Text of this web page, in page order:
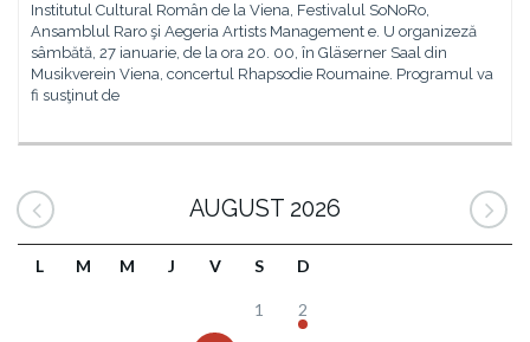
Institutul Cultural Român de la Viena, Festivalul SoNoRo,
Ansamblul Raro şi Aegeria Artists Management e. U organizeză
sâmbătă, 27 ianuarie, de la ora 20. 00, în Gläserner Saal din
Musikverein Viena, concertul Rhapsodie Roumaine. Programul va
fi susţinut de
AUGUST 2026
L M M J V S D
1 2